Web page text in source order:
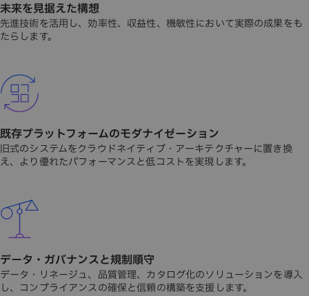
未来を見据えた構想
先進技術を活用し、効率性、収益性、機敏性において実際の成果をも
たらします。
既存プラットフォームのモダナイゼーション
旧式のシステムをクラウドネイティブ・アーキテクチャーに置き換
え、より優れたパフォーマンスと低コストを実現します。
データ・ガバナンスと規制順守
データ・リネージュ、品質管理、カタログ化のソリューションを導入
し、コンプライアンスの確保と信頼の構築を支援します。